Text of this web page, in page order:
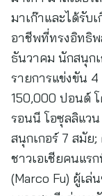
มาเก๊าและได้รับ
อาชีพที่ทรงอิทธิ
ธันวาคม นักสนุก
รายการแข่งขัน
150,000 ปอนด์
รอนนี โอซุลลิแวน
สนุกเกอร์ 7 สมัย;
ชาวเอเชียคนแร
(Marco Fu) ผู้เล่